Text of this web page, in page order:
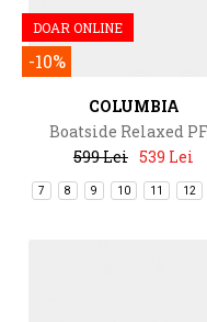
DOAR ONLINE
-10%
COLUMBIA
Boatside Relaxed
599 Lei 539 Lei
7 8 9 10 11 12